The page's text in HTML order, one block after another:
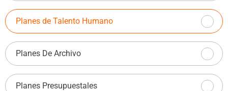
Planes de Talento Humano
Planes De Archivo
Planes Presupuestales